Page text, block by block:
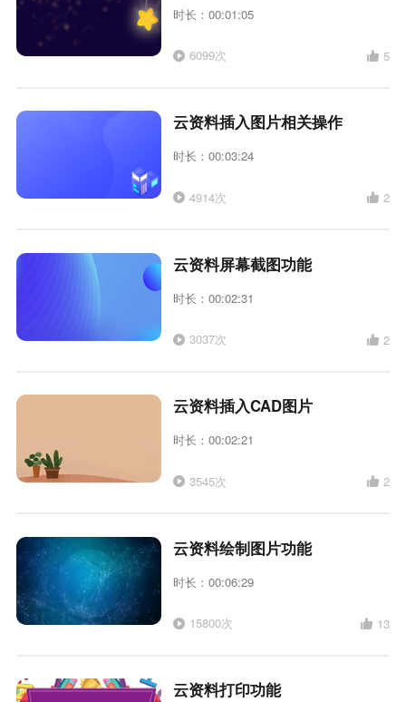
时长：00:01:05
6099次 5
云资料插入图片相关操作
时长：00:03:24
4914次 2
云资料屏幕截图功能
时长：00:02:31
3037次 2
云资料插入CAD图片
时长：00:02:21
3545次 2
云资料绘制图片功能
时长：00:06:29
15800次 13
云资料打印功能